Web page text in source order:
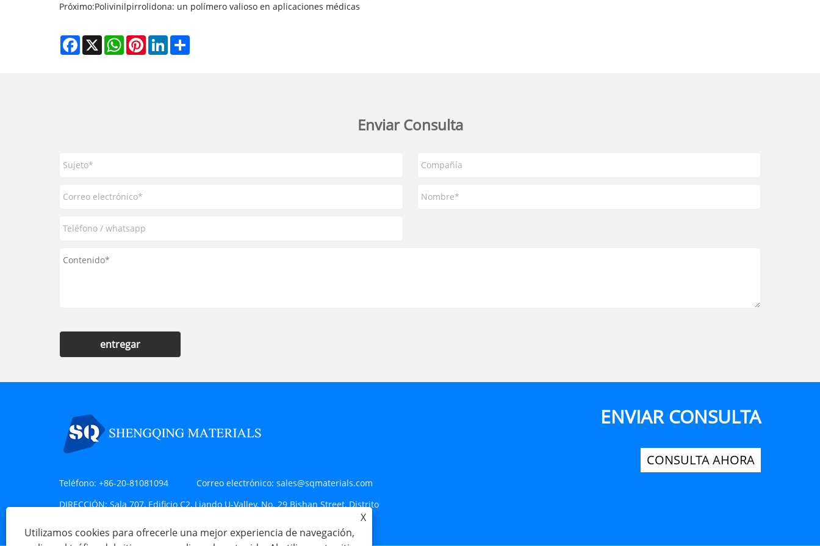
Próximo:​Polivinilpirrolidona: un polímero valioso en aplicaciones médicas
Facebook
X WhatsAppPinterestLinkedIn
Enviar Consulta
entregar
Teléfono: +86-20-81081094 Correo electrónico: sales@sqmaterials.com
DIRECCIÓN: Sala 707, Edificio C2, Liando U-Valley, No. 29 Bishan Street, Distrito
ENVIAR CONSULTA
CONSULTA AHORA
X
Utilizamos cookies para ofrecerle una mejor experiencia de navegación,